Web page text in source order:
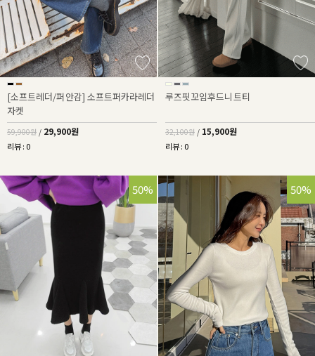
[소프트레더/퍼안감] 소프트퍼카라레더
자켓
59,900원 / 29,900원
리뷰 : 0
루즈핏꼬임후드니트티
32,100원 / 15,900원
리뷰 : 0
50% 50%